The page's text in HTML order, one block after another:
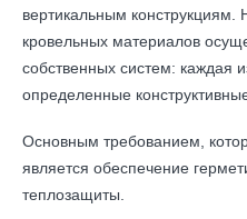
вертикальным конструкциям.
кровельных материалов
собственных систем: каждая
определенные
Основным требованием,
является обеспечение
теплозащиты.